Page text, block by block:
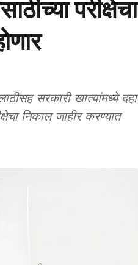
परीक्षेचा
सरकारी खात्‍यांमध्‍ये दहा
निकाल जाहीर करण्‍यात